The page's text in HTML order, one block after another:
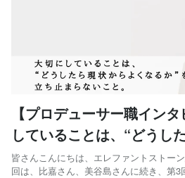
【プロデューサー職イン
していることは、“どうし
るか”を常に考え、立ち止
皆さんこんにちは、エレファントストーン
回は、比嘉さん、美谷島さんに続き、第